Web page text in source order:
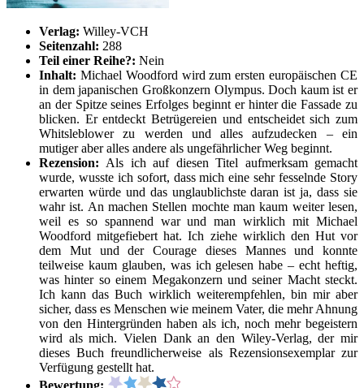
Verlag: Willey-VCH
Seitenzahl: 288
Teil einer Reihe?: Nein
Inhalt: Michael Woodford wird zum ersten europäischen CE
in dem japanischen Großkonzern Olympus. Doch kaum ist er
an der Spitze seines Erfolges beginnt er hinter die Fassade zu
blicken. Er entdeckt Betrügereien und entscheidet sich zum
Whitsleblower zu werden und alles aufzudecken – ein
mutiger aber alles andere als ungefährlicher Weg beginnt.
Rezension: Als ich auf diesen Titel aufmerksam gemacht
wurde, wusste ich sofort, dass mich eine sehr fesselnde Story
erwarten würde und das unglaublichste daran ist ja, dass sie
wahr ist. An machen Stellen mochte man kaum weiter lesen,
weil es so spannend war und man wirklich mit Michael
Woodford mitgefiebert hat. Ich ziehe wirklich den Hut vor
dem Mut und der Courage dieses Mannes und konnte
teilweise kaum glauben, was ich gelesen habe – echt heftig,
was hinter so einem Megakonzern und seiner Macht steckt.
Ich kann das Buch wirklich weiterempfehlen, bin mir aber
sicher, dass es Menschen wie meinem Vater, die mehr Ahnung
von den Hintergründen haben als ich, noch mehr begeistern
wird als mich. Vielen Dank an den Wiley-Verlag, der mir
dieses Buch freundlicherweise als Rezensionsexemplar zur
Verfügung gestellt hat.
Bewertung: